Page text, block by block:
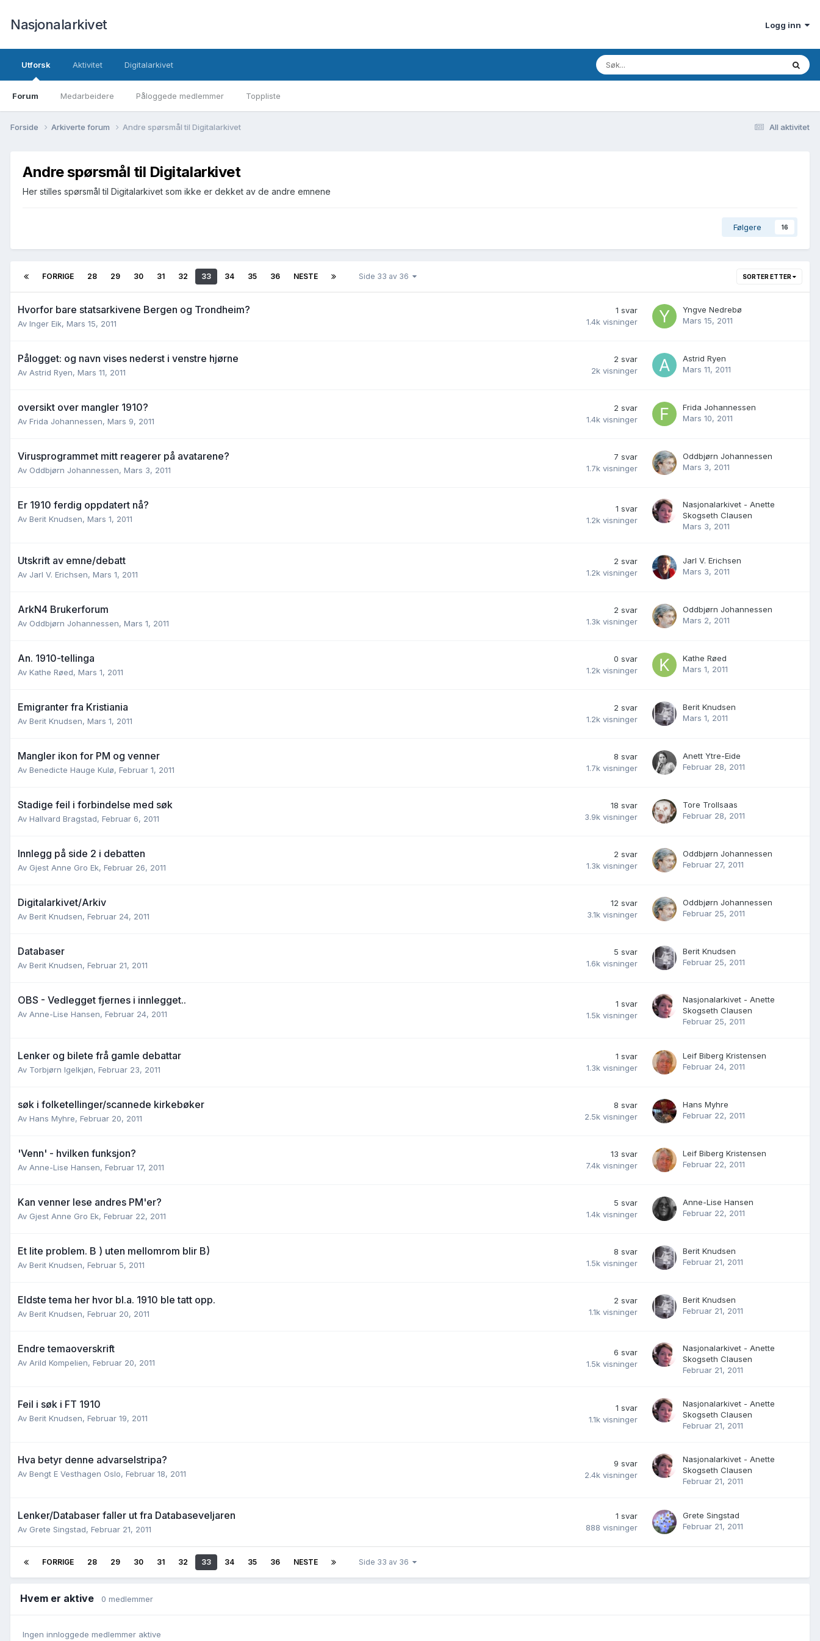
Nasjonalarkivet Logg inn
Utforsk
Forum Medarbeidere Påloggede medlemmer Toppliste
Aktivitet Digitalarkivet
All aktivitet
Forside Arkiverte forum Andre spørsmål til Digitalarkivet
Andre spørsmål til Digitalarkivet
Her stilles spørsmål til Digitalarkivet som ikke er dekket av de andre emnene
Følgere 16
SORTER ETTER
FORRIGE 28 29 30 31 32 33 34 35 36 NESTE Side 33 av 36
Hvorfor bare statsarkivene Bergen og Trondheim?
Av Inger Eik, Mars 15, 2011
1 svar
1.4k visninger
Yngve Nedrebø
Mars 15, 2011
Pålogget: og navn vises nederst i venstre hjørne
Av Astrid Ryen, Mars 11, 2011
2 svar
2k visninger
Astrid Ryen
Mars 11, 2011
oversikt over mangler 1910?
Av Frida Johannessen, Mars 9, 2011
2 svar
1.4k visninger
Frida Johannessen
Mars 10, 2011
Virusprogrammet mitt reagerer på avatarene?
Av Oddbjørn Johannessen, Mars 3, 2011
7 svar
1.7k visninger
Oddbjørn Johannessen
Mars 3, 2011
Er 1910 ferdig oppdatert nå?
Av Berit Knudsen, Mars 1, 2011
1 svar
1.2k visninger
Nasjonalarkivet - Anette
Skogseth Clausen
Mars 3, 2011
Utskrift av emne/debatt
Av Jarl V. Erichsen, Mars 1, 2011
2 svar
1.2k visninger
Jarl V. Erichsen
Mars 3, 2011
ArkN4 Brukerforum
Av Oddbjørn Johannessen, Mars 1, 2011
2 svar
1.3k visninger
Oddbjørn Johannessen
Mars 2, 2011
An. 1910-tellinga
Av Kathe Røed, Mars 1, 2011
0 svar
1.2k visninger
Kathe Røed
Mars 1, 2011
Emigranter fra Kristiania
Av Berit Knudsen, Mars 1, 2011
2 svar
1.2k visninger
Berit Knudsen
Mars 1, 2011
Mangler ikon for PM og venner
Av Benedicte Hauge Kulø, Februar 1, 2011
8 svar
1.7k visninger
Anett Ytre-Eide
Februar 28, 2011
Stadige feil i forbindelse med søk
Av Hallvard Bragstad, Februar 6, 2011
18 svar
3.9k visninger
Tore Trollsaas
Februar 28, 2011
Innlegg på side 2 i debatten
Av Gjest Anne Gro Ek, Februar 26, 2011
2 svar
1.3k visninger
Oddbjørn Johannessen
Februar 27, 2011
Digitalarkivet/Arkiv
Av Berit Knudsen, Februar 24, 2011
12 svar
3.1k visninger
Oddbjørn Johannessen
Februar 25, 2011
Databaser
Av Berit Knudsen, Februar 21, 2011
5 svar
1.6k visninger
Berit Knudsen
Februar 25, 2011
OBS - Vedlegget fjernes i innlegget..
Av Anne-Lise Hansen, Februar 24, 2011
1 svar
1.5k visninger
Nasjonalarkivet - Anette
Skogseth Clausen
Februar 25, 2011
Lenker og bilete frå gamle debattar
Av Torbjørn Igelkjøn, Februar 23, 2011
1 svar
1.3k visninger
Leif Biberg Kristensen
Februar 24, 2011
søk i folketellinger/scannede kirkebøker
Av Hans Myhre, Februar 20, 2011
8 svar
2.5k visninger
Hans Myhre
Februar 22, 2011
'Venn' - hvilken funksjon?
Av Anne-Lise Hansen, Februar 17, 2011
13 svar
7.4k visninger
Leif Biberg Kristensen
Februar 22, 2011
Kan venner lese andres PM'er?
Av Gjest Anne Gro Ek, Februar 22, 2011
5 svar
1.4k visninger
Anne-Lise Hansen
Februar 22, 2011
Et lite problem. B ) uten mellomrom blir B)
Av Berit Knudsen, Februar 5, 2011
8 svar
1.5k visninger
Berit Knudsen
Februar 21, 2011
Eldste tema her hvor bl.a. 1910 ble tatt opp.
Av Berit Knudsen, Februar 20, 2011
2 svar
1.1k visninger
Berit Knudsen
Februar 21, 2011
Endre temaoverskrift
Av Arild Kompelien, Februar 20, 2011
6 svar
1.5k visninger
Nasjonalarkivet - Anette
Skogseth Clausen
Februar 21, 2011
Feil i søk i FT 1910
Av Berit Knudsen, Februar 19, 2011
1 svar
1.1k visninger
Nasjonalarkivet - Anette
Skogseth Clausen
Februar 21, 2011
Hva betyr denne advarselstripa?
Av Bengt E Vesthagen Oslo, Februar 18, 2011
9 svar
2.4k visninger
Nasjonalarkivet - Anette
Skogseth Clausen
Februar 21, 2011
Lenker/Databaser faller ut fra Databaseveljaren
Av Grete Singstad, Februar 21, 2011
1 svar
888 visninger
Grete Singstad
Februar 21, 2011
FORRIGE 28 29 30 31 32 33 34 35 36 NESTE Side 33 av 36
Hvem er aktive 0 medlemmer
Ingen innloggede medlemmer aktive